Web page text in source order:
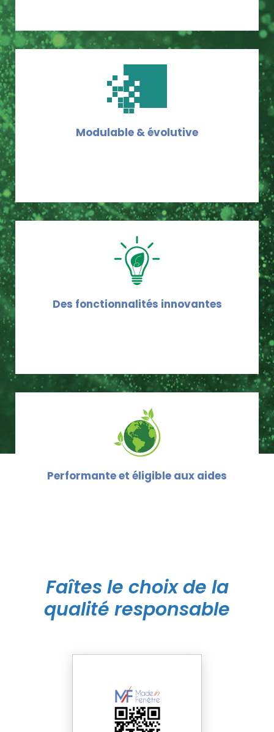
Modulable & évolutive
Des fonctionnalités innovantes
Performante et éligible aux aides
Faîtes le choix de la
qualité responsable